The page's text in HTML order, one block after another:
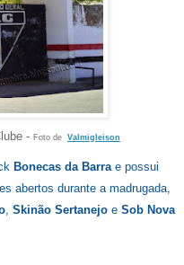
- Foto de Valmigleison
Bonecas da Barra e possui
abertos durante a madrugada,
Skinão Sertanejo e Sob Nova